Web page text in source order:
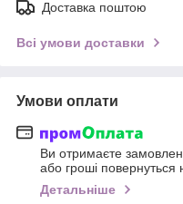
Доставка поштою
Всі умови доставки
Умови оплати
Ви отримаєте
або гроші повернуться
Детальніше